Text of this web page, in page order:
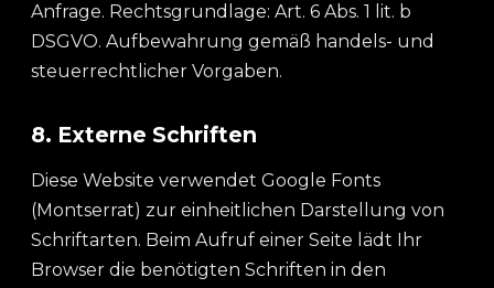
Anfrage. Rechtsgrundlage: Art. 6 Abs. 1 lit. b
DSGVO. Aufbewahrung gemäß handels- und
steuerrechtlicher Vorgaben.
8. Externe Schriften
Diese Website verwendet Google Fonts
(Montserrat) zur einheitlichen Darstellung von
Schriftarten. Beim Aufruf einer Seite lädt Ihr
Browser die benötigten Schriften in den